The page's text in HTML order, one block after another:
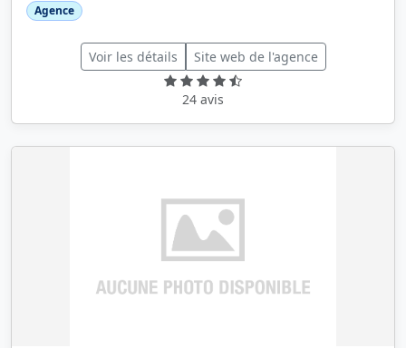
Agence
Voir les détails Site web de l'agence
24 avis